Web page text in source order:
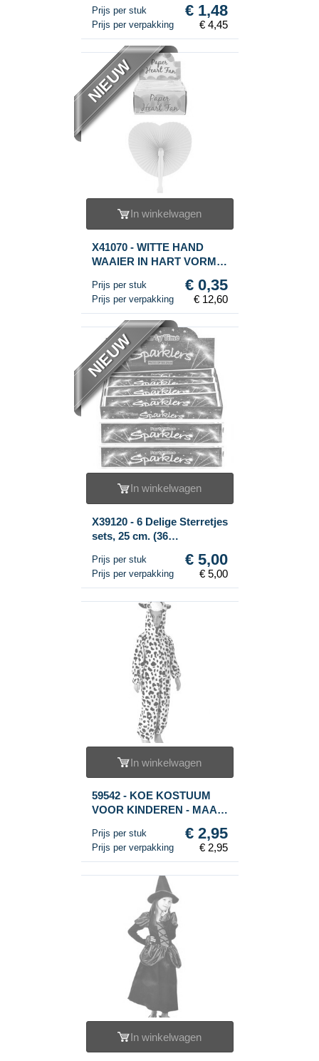
Prijs per stuk € 1,48
Prijs per verpakking € 4,45
NIEUW
In winkelwagen
X41070 - WITTE HAND
WAAIER IN HART VORM
Prijs per stuk € 0,35
Prijs per verpakking € 12,60
NIEUW
In winkelwagen
X39120 - 6 Delige Sterretjes
sets, 25 cm. (36
Prijs per stuk € 5,00
Prijs per verpakking € 5,00
In winkelwagen
59542 - KOE KOSTUUM
VOOR KINDEREN - MAAT
Prijs per stuk € 2,95
Prijs per verpakking € 2,95
In winkelwagen